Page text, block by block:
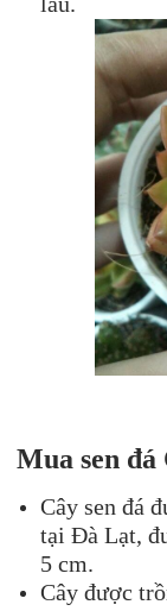
Mua sen đá
Cây sen đá
tại Đà Lạt,
5 cm.
Cây được